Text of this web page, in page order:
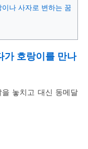
나 사자로 변하는 꿈
가 호랑이를 만나
놓치고 대신 동메달